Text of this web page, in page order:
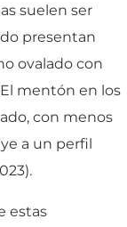
suelen ser
presentan
ovalado con
El mentón en los
con menos
a un perfil
estas